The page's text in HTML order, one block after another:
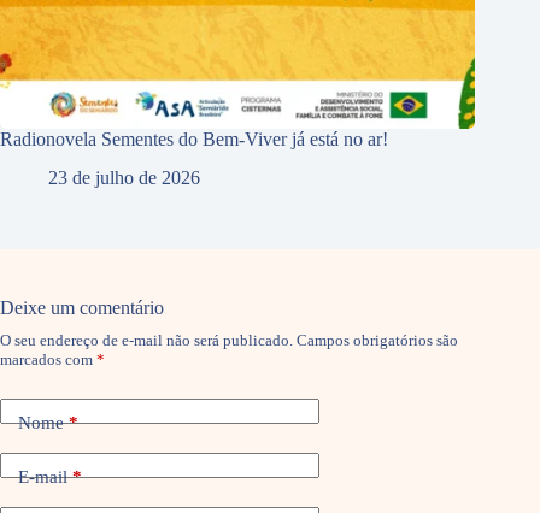
Radionovela Sementes do Bem-Viver já está no ar!
23 de julho de 2026
Deixe um comentário
O seu endereço de e-mail não será publicado. Campos obrigatórios são
marcados com *
Nome*
E-mail*